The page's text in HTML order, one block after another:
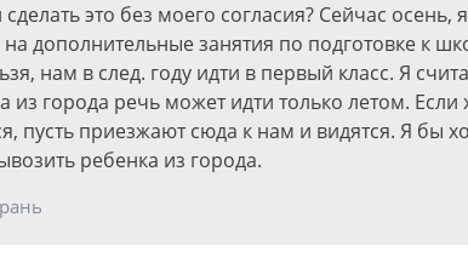
это без моего согласия? Сейчас осень,
на дополнительные занятия по подготовке к
нам в след. году идти в первый класс. Я
из города речь может идти только летом. Если
пусть приезжают сюда к нам и видятся. Я бы
ребенка из города.